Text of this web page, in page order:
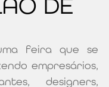
feira que se
empresários,
designers,